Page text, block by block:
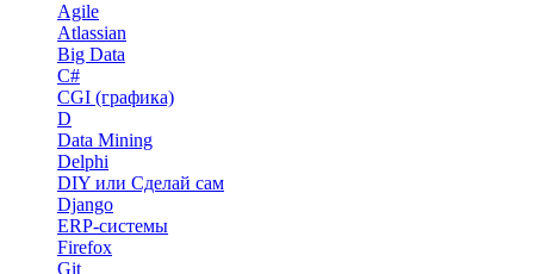
Agile
Atlassian
Big Data
C#
CGI (графика)
D
Data Mining
Delphi
DIY или Сделай сам
Django
ERP-системы
Firefox
Git